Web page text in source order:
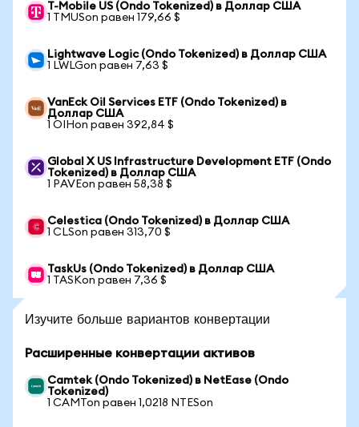
T-Mobile US (Ondo Tokenized) в Доллар США
1 TMUSon равен 179,66 $
Lightwave Logic (Ondo Tokenized) в Доллар США
1 LWLGon равен 7,63 $
VanEck Oil Services ETF (Ondo Tokenized) в
Доллар США
1 OIHon равен 392,84 $
Global X US Infrastructure Development ETF (Ondo
Tokenized) в Доллар США
1 PAVEon равен 58,38 $
Celestica (Ondo Tokenized) в Доллар США
1 CLSon равен 313,70 $
TaskUs (Ondo Tokenized) в Доллар США
1 TASKon равен 7,36 $
Изучите больше вариантов конвертации
Расширенные конвертации активов
Camtek (Ondo Tokenized) в NetEase (Ondo
Tokenized)
1 CAMTon равен 1,0218 NTESon